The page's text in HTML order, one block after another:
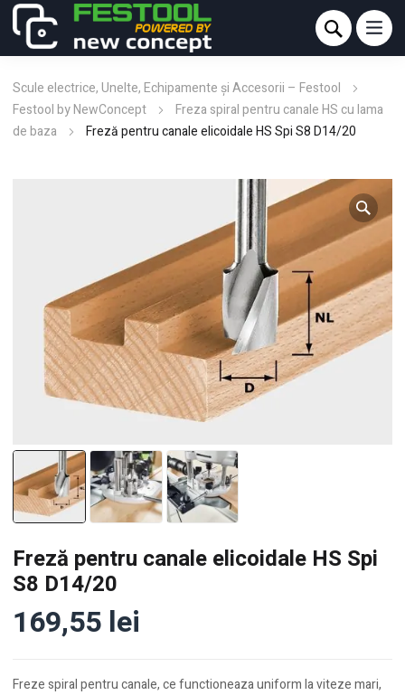
Scule electrice, Unelte, Echipamente și Accesorii – Festool
Festool by NewConcept
Freza spiral pentru canale HS cu lama
de baza
Freză pentru canale elicoidale HS Spi S8 D14/20
Freză pentru canale elicoidale HS Spi
S8 D14/20
169,55 lei
Freze spiral pentru canale, ce functioneaza uniform la viteze mari,